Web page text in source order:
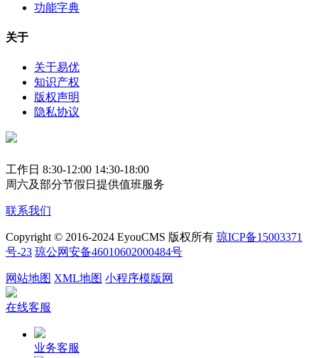
功能字典
关于
关于易优
知识产权
版权声明
隐私协议
工作日 8:30-12:00 14:30-18:00
周六及部分节假日提供值班服务
联系我们
Copyright © 2016-2024 EyouCMS 版权所有 琼ICP备15003371
号-23 琼公网安备46010602000484号
网站地图 XML地图 小程序模版网
在线客服
业务客服